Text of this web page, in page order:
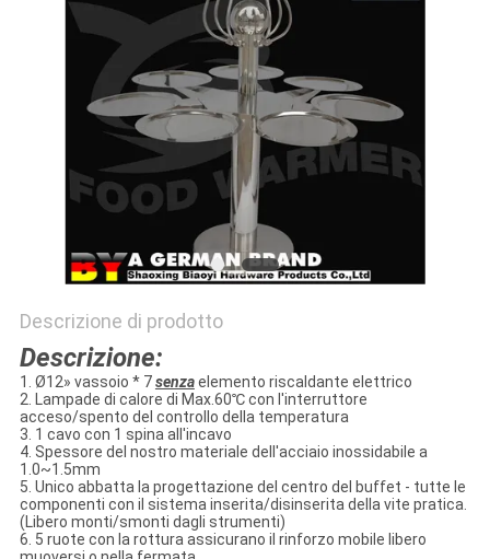
Descrizione di prodotto
Descrizione:
1. Ø12» vassoio * 7senzaelemento riscaldante elettrico
2. Lampade di calore di Max.60℃ con l'interruttore
acceso/spento del controllo della temperatura
3. 1 cavo con 1 spina all'incavo
4. Spessore del nostro materiale dell'acciaio inossidabile a
1.0~1.5mm
5. Unico abbatta la progettazione del centro del buffet - tutte le
componenti con il sistema inserita/disinserita della vite pratica.
(Libero monti/smonti dagli strumenti)
6. 5 ruote con la rottura assicurano il rinforzo mobile libero